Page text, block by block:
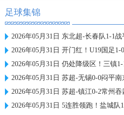
足球集锦
2026年05月31日 东北超-长春队1-1战平大
2026年05月31日 开门红！U19国足1-0十人沙特
2026年05月31日 仍处降级区！三镇1-1玉昆8轮
2026年05月31日 苏超-无锡0-0闷平南京 无
2026年05月31日 苏超-镇江0-2常州吞四连败仍
2026年05月31日 5连胜领跑！盐城队1-0扬州